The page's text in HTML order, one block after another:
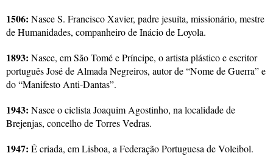
1506: Nasce S. Francisco Xavier, padre jesuíta, missionário, mestre
de Humanidades, companheiro de Inácio de Loyola.
1893: Nasce, em São Tomé e Príncipe, o artista plástico e escritor
português José de Almada Negreiros, autor de “Nome de Guerra” e
do “Manifesto Anti-Dantas”.
1943: Nasce o ciclista Joaquim Agostinho, na localidade de
Brejenjas, concelho de Torres Vedras.
1947: É criada, em Lisboa, a Federação Portuguesa de Voleibol.